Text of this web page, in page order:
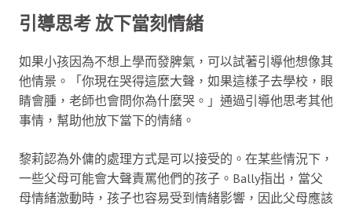
引導思考 放下當刻情緒
如果小孩因為不想上學而發脾氣，可以試著引導他想像其
他情景。「你現在哭得這麼大聲，如果這樣子去學校，眼
睛會腫，老師也會問你為什麼哭。」通過引導他思考其他
事情，幫助他放下當下的情緒。
黎莉認為外傭的處理方式是可以接受的。在某些情況下，
一些父母可能會大聲責罵他們的孩子。Bally指出，當父
母情緒激動時，孩子也容易受到情緒影響，因此父母應該